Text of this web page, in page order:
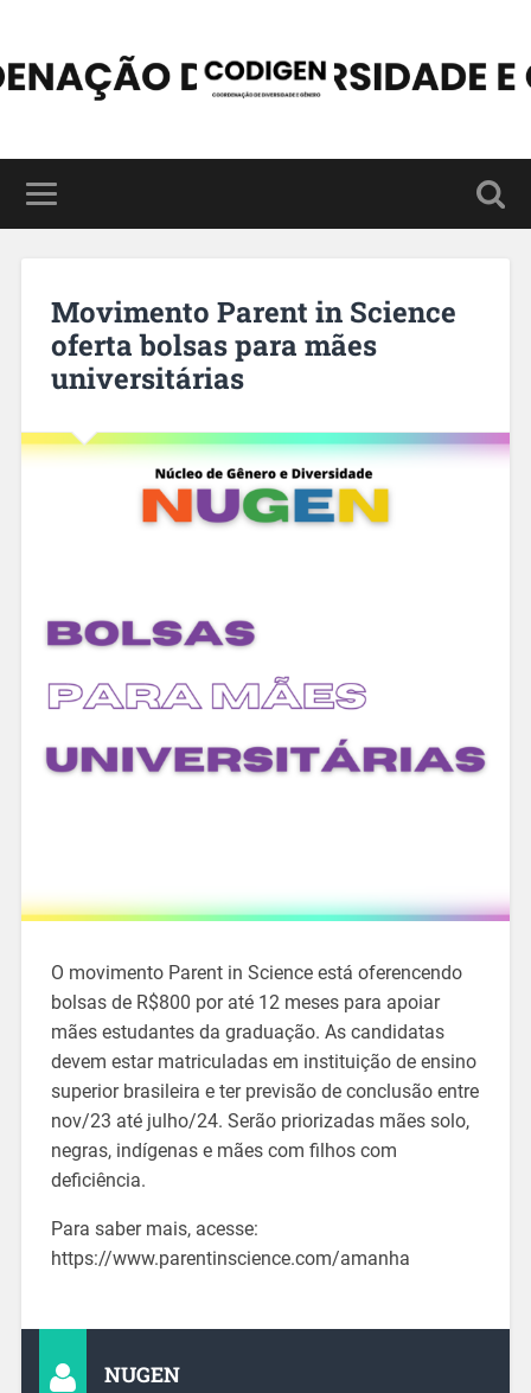
Movimento Parent in Science
oferta bolsas para mães
universitárias
O movimento Parent in Science está oferencendo
bolsas de R$800 por até 12 meses para apoiar
mães estudantes da graduação. As candidatas
devem estar matriculadas em instituição de ensino
superior brasileira e ter previsão de conclusão entre
nov/23 até julho/24. Serão priorizadas mães solo,
negras, indígenas e mães com filhos com
deficiência.
Para saber mais, acesse:
https://www.parentinscience.com/amanha
NUGEN